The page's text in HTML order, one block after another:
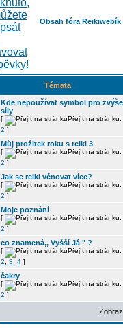
Obsah fóra Reikiwebík
Témata
Kde nepoužívat symbol pro
síly
[
Přejít na stránku:
2 ]
Můj prožitek roku s reiki 3
[
Přejít na stránku:
2 ]
Jak se reiki věnovat více?
[
Přejít na stránku:
2 ]
Moje poznání
[
Přejít na stránku:
2 ]
co znamená,, Vyšší Já " ?
[
Přejít na stránku:
2
3 4 ]
čakry
[
Přejít na stránku:
2 ]